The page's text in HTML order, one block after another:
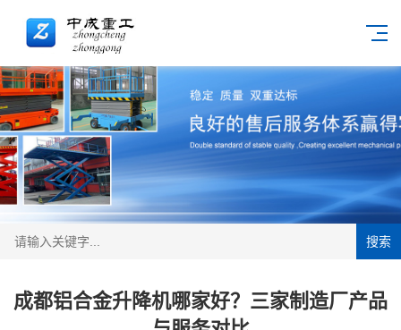
搜索
成都铝合金升降机哪家好？三家制造厂产品